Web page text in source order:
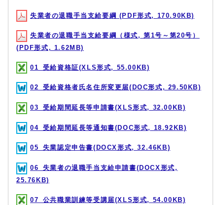
失業者の退職手当支給要綱 (PDF形式, 170.90KB)
失業者の退職手当支給要綱（様式, 第1号～第20号）
(PDF形式, 1.62MB)
01_受給資格証(XLS形式, 55.00KB)
02_受給資格者氏名住所変更届(DOC形式, 29.50KB)
03_受給期間延長等申請書(XLS形式, 32.00KB)
04_受給期間延長等通知書(DOC形式, 18.92KB)
05_失業認定申告書(DOCX形式, 32.46KB)
06_失業者の退職手当支給申請書(DOCX形式,
25.76KB)
07_公共職業訓練等受講届(XLS形式, 54.00KB)